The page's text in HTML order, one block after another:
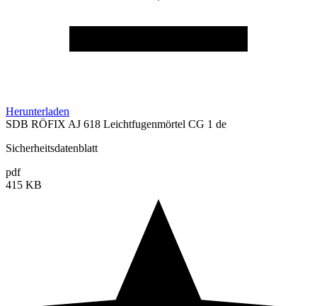
Herunterladen
SDB RÖFIX AJ 618 Leichtfugenmörtel CG 1 de
Sicherheitsdatenblatt
pdf
415 KB